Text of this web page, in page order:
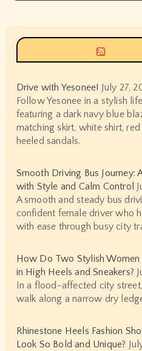
Drive with Yesonee! July 27,
Follow Yesonee in a stylish
featuring a dark navy blue
matching skirt, white shirt,
heeled sandals.
Smooth Driving Bus Journey:
with Style and Calm Control
A smooth and steady bus
confident female driver who
with ease through busy city
How Do Two Stylish
in High Heels and Sneakers?
In a flood-affected city
walk along a narrow dry
Rhinestone Heels Fashion
Look So Bold and Unique?